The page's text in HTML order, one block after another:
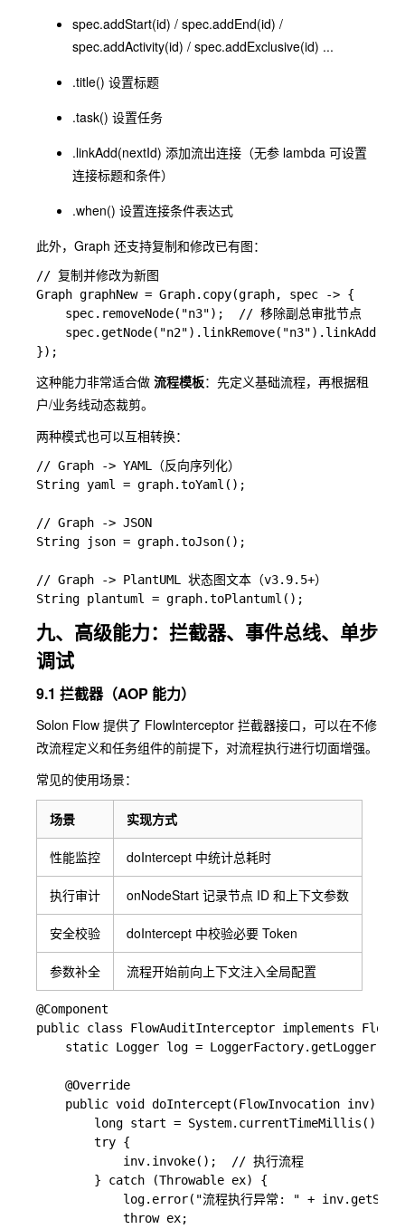
spec.addStart(id) / spec.addEnd(id) /
spec.addActivity(id) / spec.addExclusive(id) ...
.title() 设置标题
.task() 设置任务
.linkAdd(nextId) 添加流出连接（无参 lambda 可设置
连接标题和条件）
.when() 设置连接条件表达式
此外，Graph 还支持复制和修改已有图：
// 复制并修改为新图
Graph graphNew = Graph.copy(graph, spec -> {
    spec.removeNode("n3");  // 移除副总审批节点
这种能力非常适合做 流程模板：先定义基础流程，再根据租
户/业务线动态裁剪。
两种模式也可以互相转换：
// Graph -> YAML（反向序列化）
String yaml = graph.toYaml();
// Graph -> JSON
String json = graph.toJson();
// Graph -> PlantUML 状态图文本（v3.9.5+）
九、高级能力：拦截器、事件总线、单步
调试
9.1 拦截器（AOP 能力）
Solon Flow 提供了 FlowInterceptor 拦截器接口，可以在不修
改流程定义和任务组件的前提下，对流程执行进行切面增强。
常见的使用场景：
场景 实现方式
性能监控 doIntercept 中统计总耗时
执行审计 onNodeStart 记录节点 ID 和上下文参数
安全校验 doIntercept 中校验必要 Token
参数补全 流程开始前向上下文注入全局配置
@Component
public class FlowAuditInterceptor implements
static Logger log =
    @Override
public void doIntercept(FlowInvocation inv)
        long start = System.currentTimeMillis();
        try {
            inv.invoke();  // 执行流程
        } catch (Throwable ex) {
log.error("流程执行异常: " +
            throw ex;